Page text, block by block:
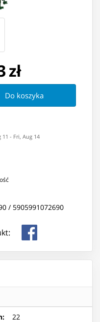
zł
Do koszyka
11 - Fri, Aug 14
/ 5905991072690
: 22